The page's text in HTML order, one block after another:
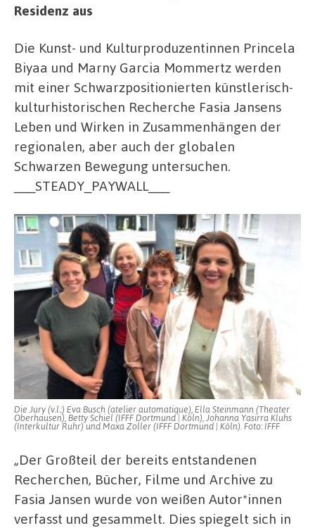
Residenz aus
Die Kunst- und Kulturproduzentinnen Princela
Biyaa und Marny Garcia Mommertz werden
mit einer Schwarzpositionierten künstlerisch-
kulturhistorischen Recherche Fasia Jansens
Leben und Wirken in Zusammenhängen der
regionalen, aber auch der globalen
Schwarzen Bewegung untersuchen.
___STEADY_PAYWALL___
Die Jury (v.l.:) Eva Busch (atelier automatique), Ella Steinmann (Theater
Oberhausen), Betty Schiel (IFFF Dortmund | Köln), Johanna Yasirra Kluhs
(Interkultur Ruhr) und Maxa Zoller (IFFF Dortmund | Köln). Foto: IFFF
„Der Großteil der bereits entstandenen
Recherchen, Bücher, Filme und Archive zu
Fasia Jansen wurde von weißen Autor*innen
verfasst und gesammelt. Dies spiegelt sich in